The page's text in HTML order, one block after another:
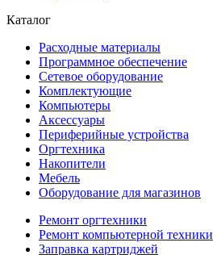
Каталог
Расходные материалы
Программное обеспечение
Сетевое оборудование
Комплектующие
Компьютеры
Аксессуары
Периферийные устройства
Оргтехника
Накопители
Мебель
Оборудование для магазинов
Ремонт оргтехники
Ремонт компьютерной техники
Заправка картриджей